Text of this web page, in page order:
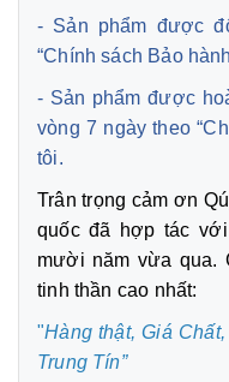
- Sản phẩm được
“Chính sách Bảo
- Sản phẩm được
vòng 7 ngày theo
tôi.
Trân trọng cảm ơn
quốc đã hợp tác
mười năm vừa qua.
tinh thần cao nhất:
"Hàng thật, Giá
Trung Tín”